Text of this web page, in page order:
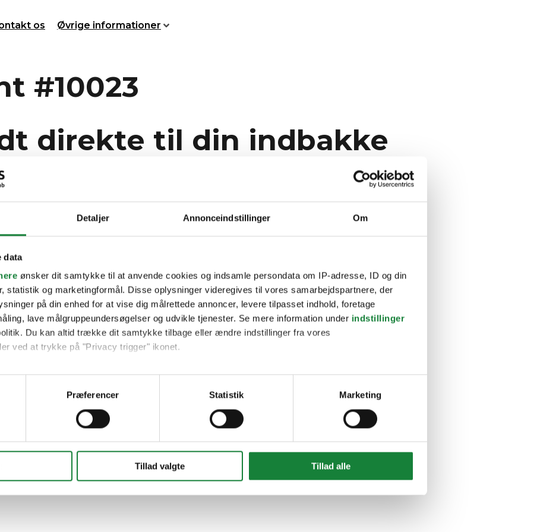
Detaljer Annonceindstillinger Om
data
ønsker dit samtykke til at anvende cookies og indsamle persondata om IP-adresse, ID og din
statistik og marketingformål. Disse oplysninger videregives til vores samarbejdspartnere, der
på din enhed for at vise dig målrettede annoncer, levere tilpasset indhold, foretage
lave målgruppeundersøgelser og udvikle tjenester. Se mere information under indstillinger
Du kan altid trække dit samtykke tilbage eller ændre indstillinger fra vores
ved at trykke på "Privacy trigger" ikonet.
også gerne:
oplysninger om din placering, der kan være nøjagtig inden for få meter
websitet.
vores indhold og annoncer, til at vise dig funktioner til sociale medier og til at analysere
oplysninger om din brug af vores hjemmeside med vores partnere inden for sociale medier,
analysepartnere. Vores partnere kan kombinere disse data med andre oplysninger, du har givet
fra din brug af deres tjenester.
Præferencer Statistik Marketing
Tillad valgte Tillad alle
os Øvrige informationer
#10023
direkte til din indbakke
vores nyhedsbrev, for at få nyheder om biler sendt direkte til din indbakke.